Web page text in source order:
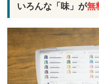
いろんな「味」が無